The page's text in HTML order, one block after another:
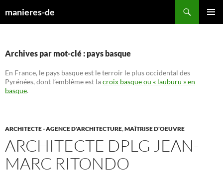
au
manieres-de
Archives par mot-clé : pays basque
En France, le pays basque est le terroir le plus occidental des
Pyrénées, dont l’emblême est lacroix basque ou « lauburu » en
basque.
ARCHITECTE - AGENCE D'ARCHITECTURE,MAÎTRISE D'OEUVRE
ARCHITECTE DPLG JEAN-
MARC RITONDO